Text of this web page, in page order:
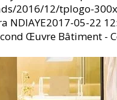
2016/12/tplogo-
NDIAYE2017-05-22
Œuvre Bâtiment -